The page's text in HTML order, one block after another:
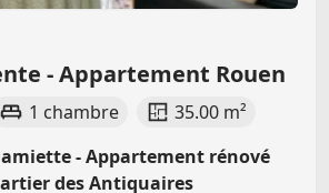
- Appartement Rouen
1 chambre
35.00 m²
- Appartement rénové
des Antiquaires